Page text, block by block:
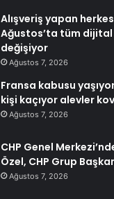
Alışveriş yapan
Ağustos’ta tüm
değişiyor
Ağustos 7, 2026
Fransa kabusu
kişi kaçıyor alevler
Ağustos 7, 2026
CHP Genel
Özel, CHP Grup
Ağustos 7, 2026